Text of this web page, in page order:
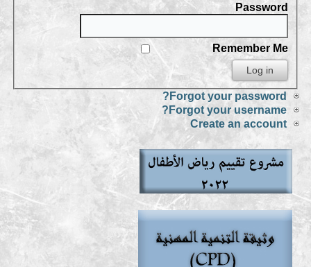
Password
Remember Me
Forgot your password?
Forgot your username?
Create an account